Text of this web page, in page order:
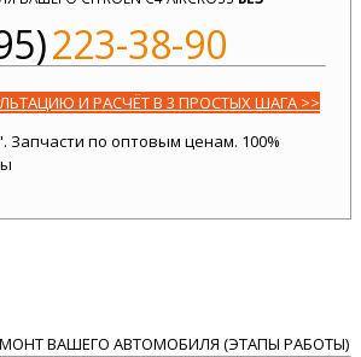
223-38-90
И РАСЧЁТ В 3 ПРОСТЫХ ШАГА >>
Запчасти по оптовым ценам. 100%
ВАШЕГО АВТОМОБИЛЯ (ЭТАПЫ РАБОТЫ)